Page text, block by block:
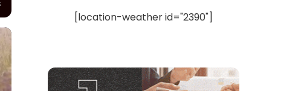
[location-weather id="2390"]